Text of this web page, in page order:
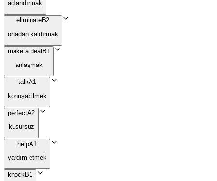
adlandırmak
eliminateB2
ortadan kaldırmak
make a deal B1
anlaşmak
talkA1
konuşabilmek
perfectA2
kusursuz
helpA1
yardım etmek
knockB1